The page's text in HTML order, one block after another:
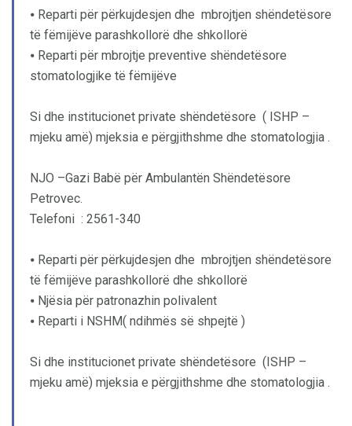
⦁ Reparti për përkujdesjen dhe mbrojtjen shëndetësore
të fëmijëve parashkollorë dhe shkollorë
⦁ Reparti për mbrojtje preventive shëndetësore
stomatologjike të fëmijëve
Si dhe institucionet private shëndetësore ( ISHP –
mjeku amë) mjeksia e përgjithshme dhe stomatologjia .
NJO –Gazi Babë për Ambulantën Shëndetësore
Petrovec.
Telefoni : 2561-340
⦁ Reparti për përkujdesjen dhe mbrojtjen shëndetësore
të fëmijëve parashkollorë dhe shkollorë
⦁ Njësia për patronazhin polivalent
⦁ Reparti i NSHM( ndihmës së shpejtë )
Si dhe institucionet private shëndetësore (ISHP –
mjeku amë) mjeksia e përgjithshme dhe stomatologjia .